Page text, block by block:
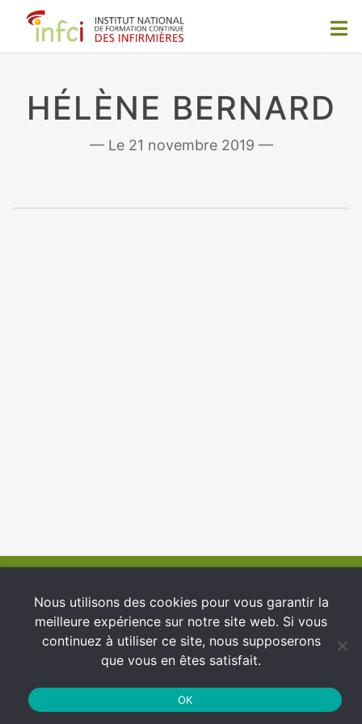
HÉLÈNE BERNARD
21 novembre 2019
Nous utilisons des cookies pour vous garantir la
meilleure expérience sur notre site web. Si vous
continuez à utiliser ce site, nous supposerons
que vous en êtes satisfait.
OK
Conditions générales d’utilisation
Protection des Données